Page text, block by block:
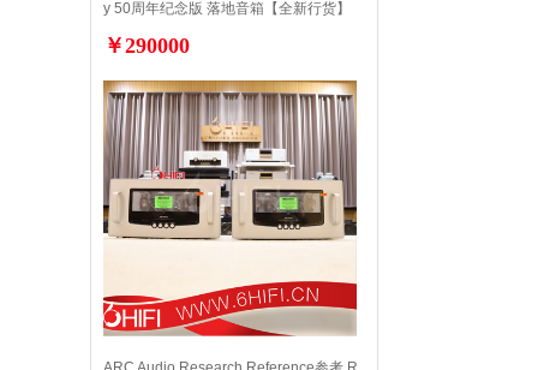
y 50周年纪念版 落地音箱【全新行货】
￥290000